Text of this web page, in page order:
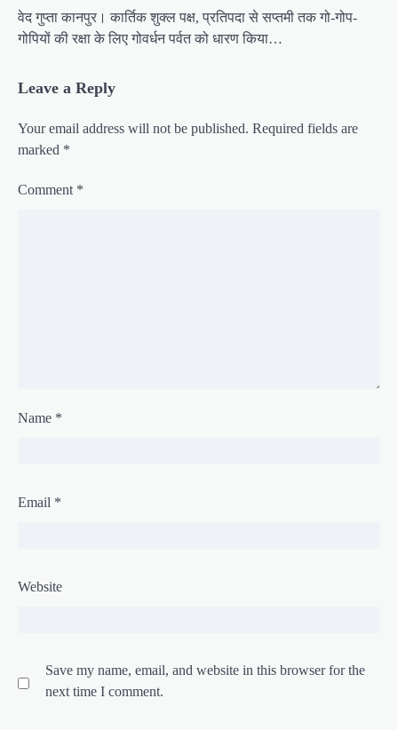
वेद गुप्ता कानपुर। कार्तिक शुक्ल पक्ष, प्रतिपदा से सप्तमी तक गो-गोप-
गोपियों की रक्षा के लिए गोवर्धन पर्वत को धारण किया…
Leave a Reply
Your email address will not be published. Required fields are
marked *
Comment *
Name *
Email *
Website
Save my name, email, and website in this browser for the
next time I comment.